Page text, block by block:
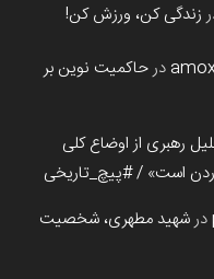
زندگی کن، ورزش کن!
درحاکمیت نوین بر
رهبری از اوضاع کلی
است» / #پیچ_تاریخی
درشهید مطهری، شخصیت